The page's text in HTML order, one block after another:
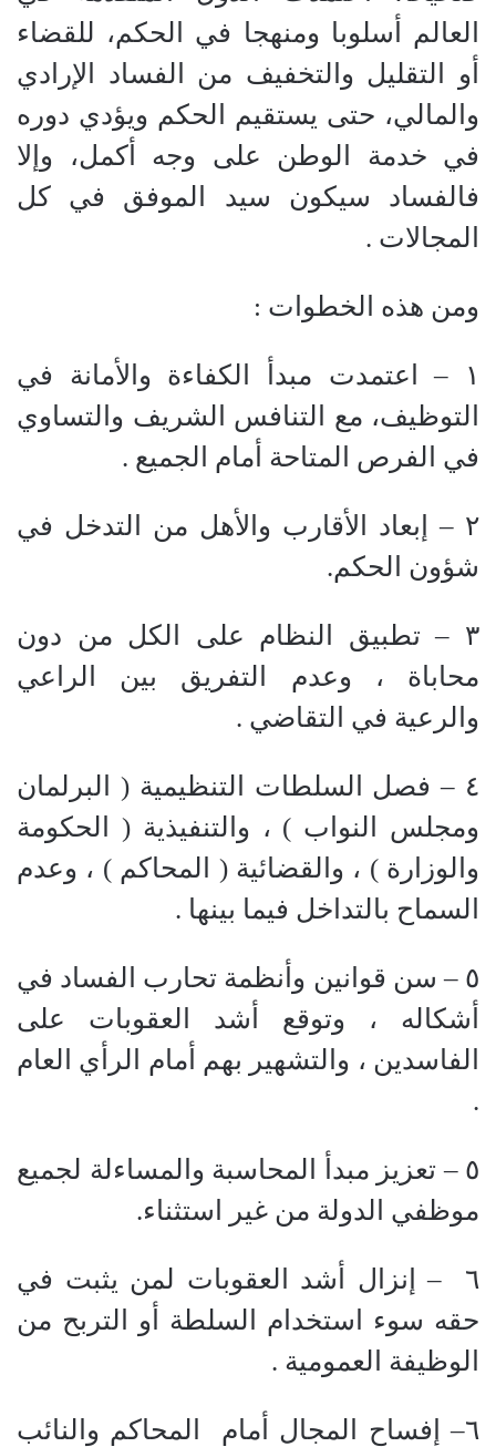
العالم أسلوبا ومنهجا في الحكم، للقضاء
أو التقليل والتخفيف من الفساد الإرادي
والمالي، حتى يستقيم الحكم ويؤدي دوره
في خدمة الوطن على وجه أكمل، وإلا
فالفساد سيكون سيد الموفق في كل
المجالات .
ومن هذه الخطوات :
١ –اعتمدت مبدأ الكفاءة والأمانة في
التوظيف، مع التنافس الشريف والتساوي
في الفرص المتاحة أمام الجميع .
٢ –إبعاد الأقارب والأهل من التدخل في
شؤون الحكم.
٣ –تطبيق النظام على الكل من دون
محاباة ، وعدم التفريق بين الراعي
والرعية في التقاضي .
٤ –فصل السلطات التنظيمية( البرلمان
ومجلس النواب ) ، والتنفيذية( الحكومة
والوزارة) ، والقضائية( المحاكم) ، وعدم
السماح بالتداخل فيما بينها .
٥ –سن قوانين وأنظمة تحارب الفساد في
أشكاله ، وتوقع أشد العقوبات على
الفاسدين ، والتشهير بهم أمام الرأي العام
.
٥ –تعزيز مبدأ المحاسبة والمساءلة لجميع
موظفي الدولة من غير استثناء.
٦ –إنزال أشد العقوبات لمن يثبت في
حقه سوء استخدام السلطة أو التربح من
الوظيفة العمومية .
٦–إفساح المجال أمام
المحاكم والنائب